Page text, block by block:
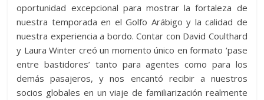
oportunidad excepcional para mostrar la fortaleza de
nuestra temporada en el Golfo Arábigo y la calidad de
nuestra experiencia a bordo. Contar con David Coulthard
y Laura Winter creó un momento único en formato ‘pase
entre bastidores’ tanto para agentes como para los
demás pasajeros, y nos encantó recibir a nuestros
socios globales en un viaje de familiarización realmente